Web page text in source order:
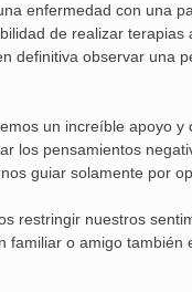
enfermedad con una
de realizar
definitiva observar una
un increíble apoyo
los pensamientos
guiar solamente por
restringir nuestros
o amigo